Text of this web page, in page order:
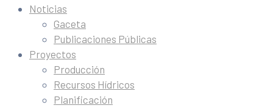
Noticias
Gaceta
Publicaciones Públicas
Proyectos
Producción
Recursos Hídricos
Planificación